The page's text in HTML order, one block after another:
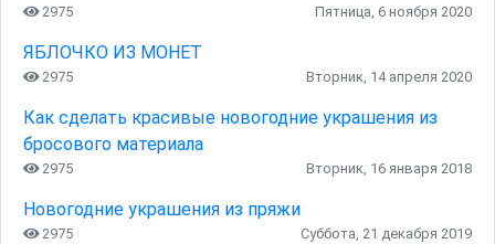
2975 Пятница, 6 ноября 2020
ЯБЛОЧКО ИЗ МОНЕТ
2975 Вторник, 14 апреля 2020
Как сделать красивые новогодние украшения из
бросового материала
2975 Вторник, 16 января 2018
Новогодние украшения из пряжи
2975 Суббота, 21 декабря 2019